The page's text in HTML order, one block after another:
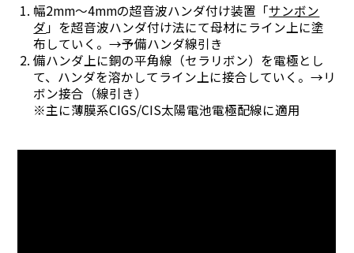
幅2mm～4mmの超音波ハンダ付け装置「サンボン
ダ 」を超音波ハンダ付け法にて母材にライン上に塗
布していく。→予備ハンダ線引き
備ハンダ上に銅の平角線（セラリボン）を電極とし
て、ハンダを溶かしてライン上に接合していく。→リ
ボン接合（線引き）
※主に薄膜系CIGS/CIS太陽電池電極配線に適用